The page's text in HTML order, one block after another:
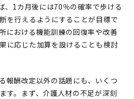
、1カ月後には70％の確率で歩ける
を行えるようにすることが目標で
における機能訓練の回復率や改善
に応じた加算を設けることも検討
報酬改定以外の話題にも、いくつ
す。まず、介護人材の不足が深刻